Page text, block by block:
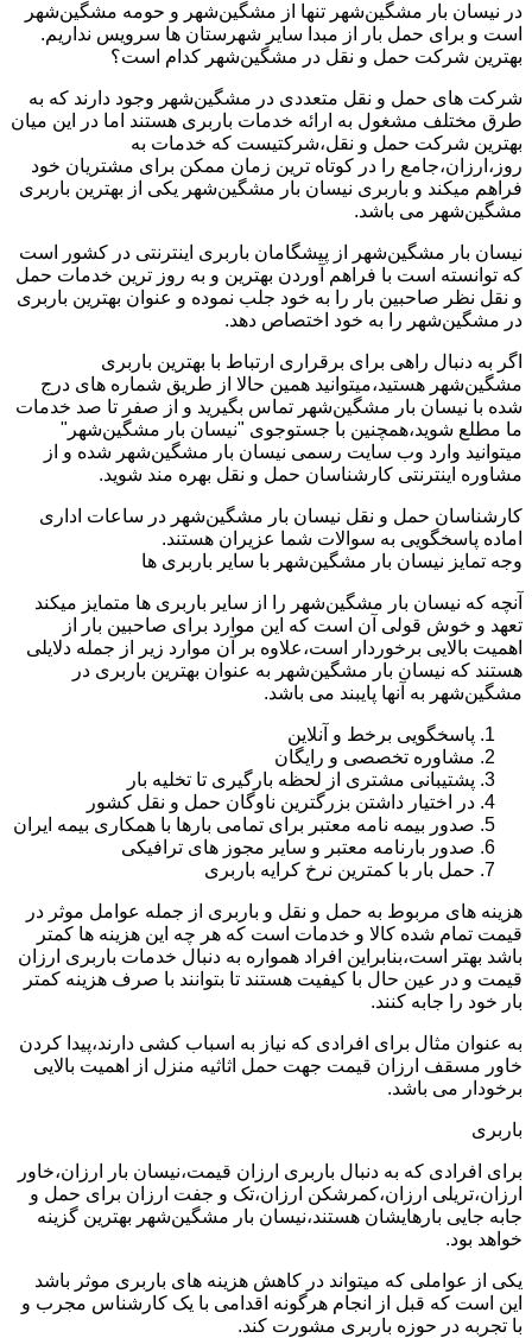
در نیسان بار مشگین‌شهر تنها از مشگین‌شهر و حومه مشگین‌شهر
است و برای حمل بار از مبدا سایر شهرستان ها سرویس نداریم.
بهترین شرکت حمل و نقل در مشگین‌شهر کدام است؟
شرکت های حمل و نقل متعددی در مشگین‌شهر وجود دارند که به
طرق مختلف مشغول به ارائه خدمات باربری هستند اما در این میان
بهترین شرکت حمل و نقل،شرکتیست که خدمات به
روز،ارزان،جامع را در کوتاه ترین زمان ممکن برای مشتریان خود
فراهم میکند و باربری نیسان بار مشگین‌شهر یکی از بهترین باربری
مشگین‌شهر می باشد.
نیسان بار مشگین‌شهر از پیشگامان باربری اینترنتی در کشور است
که توانسته است با فراهم آوردن بهترین و به روز ترین خدمات حمل
و نقل نظر صاحبین بار را به خود جلب نموده و عنوان بهترین باربری
در مشگین‌شهر را به خود اختصاص دهد.
اگر به دنبال راهی برای برقراری ارتباط با بهترین باربری
مشگین‌شهر هستید،میتوانید همین حالا از طریق شماره های درج
شده با نیسان بار مشگین‌شهر تماس بگیرید و از صفر تا صد خدمات
ما مطلع شوید،همچنین با جستوجوی "نیسان بار مشگین‌شهر"
میتوانید وارد وب سایت رسمی نیسان بار مشگین‌شهر شده و از
مشاوره اینترنتی کارشناسان حمل و نقل بهره مند شوید.
کارشناسان حمل و نقل نیسان بار مشگین‌شهر در ساعات اداری
اماده پاسخگویی به سوالات شما عزیران هستند.
وجه تمایز نیسان بار مشگین‌شهر با سایر باربری ها
آنچه که نیسان بار مشگین‌شهر را از سایر باربری ها متمایز میکند
تعهد و خوش قولی آن است که این موارد برای صاحبین بار از
اهمیت بالایی برخوردار است،علاوه بر آن موارد زیر از جمله دلایلی
هستند که نیسان بار مشگین‌شهر به عنوان بهترین باربری در
مشگین‌شهر به آنها پایبند می باشد.
پاسخگویی برخط و آنلاین
مشاوره تخصصی و رایگان
پشتیبانی مشتری از لحظه بارگیری تا تخلیه بار
در اختیار داشتن بزرگترین ناوگان حمل و نقل کشور
صدور بیمه نامه معتبر برای تمامی بارها با همکاری بیمه ایران
صدور بارنامه معتبر و سایر مجوز های ترافیکی
حمل بار با کمترین نرخ کرایه باربری
هزینه های مربوط به حمل و نقل و باربری از جمله عوامل موثر در
قیمت تمام شده کالا و خدمات است که هر چه این هزینه ها کمتر
باشد بهتر است،بنابراین افراد همواره به دنبال خدمات باربری ارزان
قیمت و در عین حال با کیفیت هستند تا بتوانند با صرف هزینه کمتر
بار خود را جابه کنند.
به عنوان مثال برای افرادی که نیاز به اسباب کشی دارند،پیدا کردن
خاور مسقف ارزان قیمت جهت حمل اثاثیه منزل از اهمیت بالایی
برخودار می باشد.
باربری
برای افرادی که به دنبال باربری ارزان قیمت،نیسان بار ارزان،خاور
ارزان،تریلی ارزان،کمرشکن ارزان،تک و جفت ارزان برای حمل و
جابه جایی بارهایشان هستند،نیسان بار مشگین‌شهر بهترین گزینه
خواهد بود.
یکی از عواملی که میتواند در کاهش هزینه های باربری موثر باشد
این است که قبل از انجام هرگونه اقدامی با یک کارشناس مجرب و
با تجربه در حوزه باربری مشورت کند.